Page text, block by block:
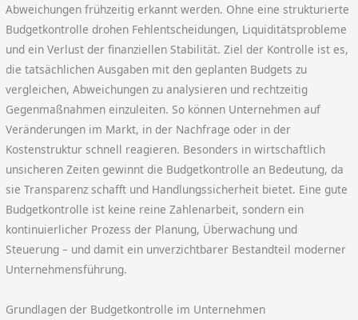
Abweichungen frühzeitig erkannt werden. Ohne eine strukturierte
Budgetkontrolle drohen Fehlentscheidungen, Liquiditätsprobleme
und ein Verlust der finanziellen Stabilität. Ziel der Kontrolle ist es,
die tatsächlichen Ausgaben mit den geplanten Budgets zu
vergleichen, Abweichungen zu analysieren und rechtzeitig
Gegenmaßnahmen einzuleiten. So können Unternehmen auf
Veränderungen im Markt, in der Nachfrage oder in der
Kostenstruktur schnell reagieren. Besonders in wirtschaftlich
unsicheren Zeiten gewinnt die Budgetkontrolle an Bedeutung, da
sie Transparenz schafft und Handlungssicherheit bietet. Eine gute
Budgetkontrolle ist keine reine Zahlenarbeit, sondern ein
kontinuierlicher Prozess der Planung, Überwachung und
Steuerung – und damit ein unverzichtbarer Bestandteil moderner
Unternehmensführung.
Grundlagen der Budgetkontrolle im Unternehmen